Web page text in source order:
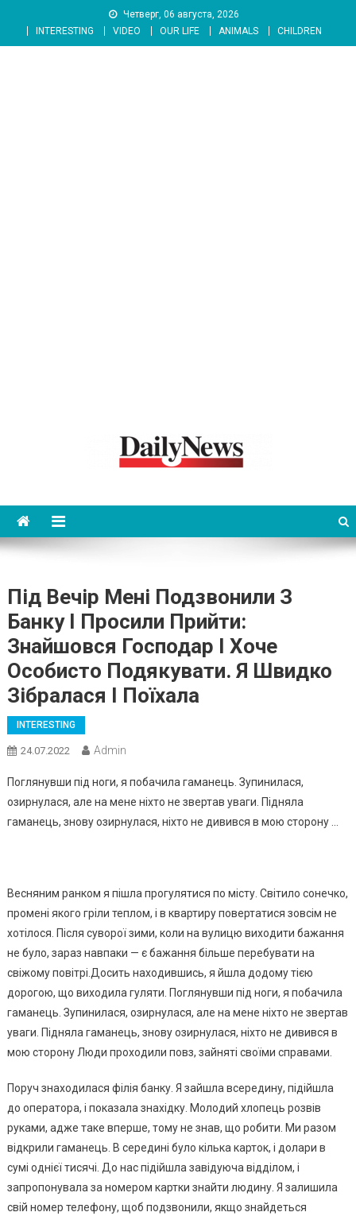
content
Четверг, 06 августа, 2026
INTERESTING
VIDEO OUR LIFE ANIMALS CHILDREN
Під Вечір Мені Подзвонили З
Банку І Просили Прийти:
Знайшовся Господар І Хоче
Особисто Подякувати. Я Швидко
Зібралася І Поїхала
INTERESTING
24.07.2022 Admin
Поглянувши під ноги, я побачила гаманець. Зупинилася,
озирнулася, але на мене ніхто не звертав уваги. Підняла
гаманець, знову озирнулася, ніхто не дивився в мою сторону …
Весняним ранком я пішла прогулятися по місту. Світило сонечко,
промені якого гріли теплом, і в квартиру повертатися зовсім не
хотілося. Після суворої зими, коли на вулицю виходити бажання
не було, зараз навпаки — є бажання більше перебувати на
свіжому повітрі.Досить находившись, я йшла додому тією
дорогою, що виходила гуляти. Поглянувши під ноги, я побачила
гаманець. Зупинилася, озирнулася, але на мене ніхто не звертав
уваги. Підняла гаманець, знову озирнулася, ніхто не дивився в
мою сторону Люди проходили повз, зайняті своїми справами.
Поруч знаходилася філія банку. Я зайшла всередину, підійшла
до оператора, і показала знахідку. Молодий хлопець розвів
руками, адже таке вперше, тому не знав, що робити. Ми разом
відкрили гаманець. В середині було кілька карток, і долари в
сумі однієї тисячі. До нас підійшла завідуюча відділом, і
запропонувала за номером картки знайти людину. Я залишила
свій номер телефону, щоб подзвонили, якщо знайдеться